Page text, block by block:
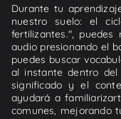
Durante tu
nuestro suelo: el
fertilizantes.",
audio presionando el
puedes buscar
al instante dentro del
significado y el
ayudará a
comunes, mejorando